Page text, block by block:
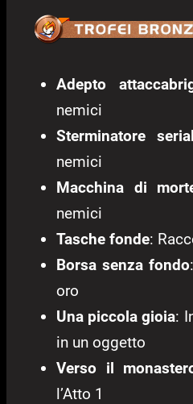
Adepto
nemici
Sterminatore
nemici
Macchina di
nemici
Tasche fonde:
Borsa senza fondo
oro
Una piccola gioia:
in un oggetto
Verso il
l’Atto 1